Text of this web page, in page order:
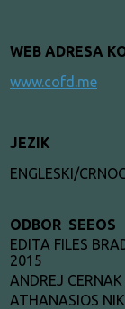
WEB ADRESA
www.cofd.me
JEZIK
ENGLESKI/
ODBOR SEEOS
EDITA FILES
2015
ANDREJ
ATHANASIOS